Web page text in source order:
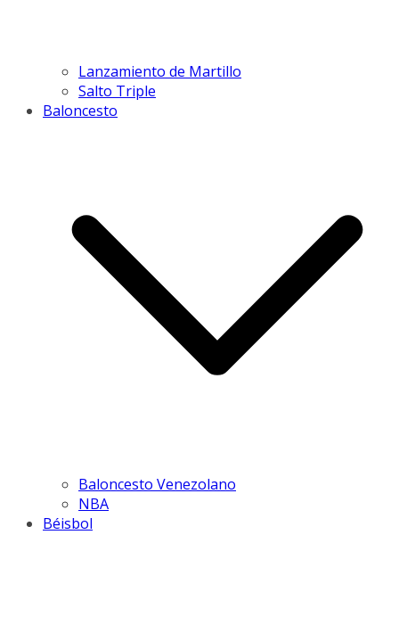
Lanzamiento de Martillo
Salto Triple
Baloncesto
Baloncesto Venezolano
NBA
Béisbol